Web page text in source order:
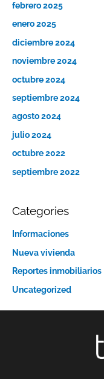
febrero 2025
enero 2025
diciembre 2024
noviembre 2024
octubre 2024
septiembre 2024
agosto 2024
julio 2024
octubre 2022
septiembre 2022
Categories
Informaciones
Nueva vivienda
Reportes inmobiliarios
Uncategorized